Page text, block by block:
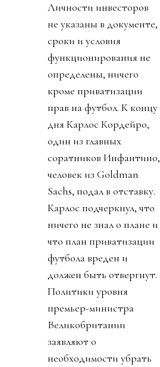
Личности инвесторов
не указаны в документе,
сроки и условия
функционирования не
определены, ничего
кроме приватизации
прав на футбол. К концу
дня Карлос Кордейро,
один из главных
соратников Инфантино,
человек из Goldman
Sachs, подал в отставку.
Карлос подчеркнул, что
ничего не знал о плане и
что план приватизации
футбола вреден и
должен быть отвергнут.
Политики уровня
премьер-министра
Великобритании
заявляют о
необходимости убрать